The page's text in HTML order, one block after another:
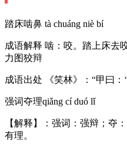
踏床啮鼻 tà chuáng niè bí
成语解释 啮：咬。踏上床去
力图狡辩
成语出处 《笑林》：“甲曰：
强词夺理qiǎng cí duó lǐ
【解释】：强词：强辩；夺
有理。